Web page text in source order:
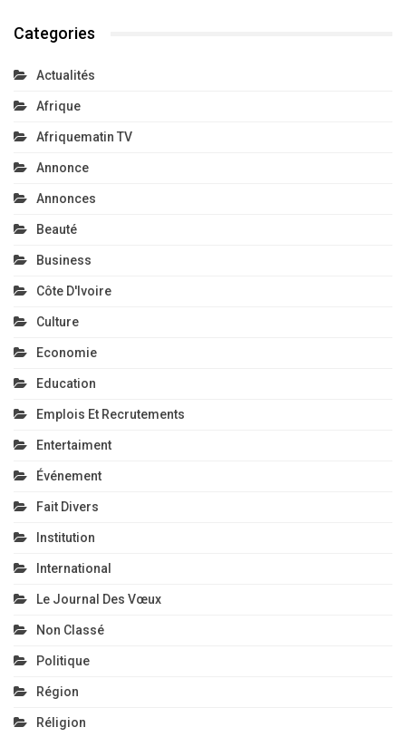
Categories
Actualités
Afrique
Afriquematin TV
Annonce
Annonces
Beauté
Business
Côte D'Ivoire
Culture
Economie
Education
Emplois Et Recrutements
Entertaiment
Événement
Fait Divers
Institution
International
Le Journal Des Vœux
Non Classé
Politique
Région
Réligion